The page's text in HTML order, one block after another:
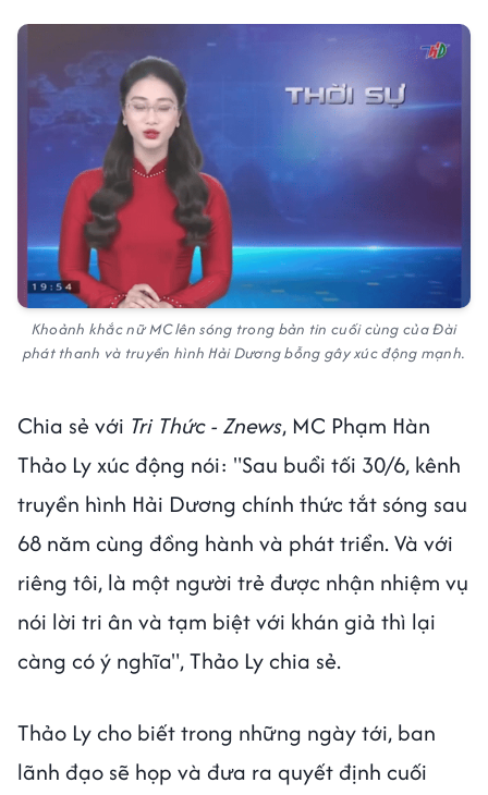
Khoảnh khắc nữ MC lên sóng trong bản tin cuối cùng của Đài
phát thanh và truyền hình Hải Dương bỗng gây xúc động mạnh.
Chia sẻ với Tri Thức - Znews, MC Phạm Hàn
Thảo Ly xúc động nói: "Sau buổi tối 30/6, kênh
truyền hình Hải Dương chính thức tắt sóng sau
68 năm cùng đồng hành và phát triển. Và với
riêng tôi, là một người trẻ được nhận nhiệm vụ
nói lời tri ân và tạm biệt với khán giả thì lại
càng có ý nghĩa", Thảo Ly chia sẻ.
Thảo Ly cho biết trong những ngày tới, ban
lãnh đạo sẽ họp và đưa ra quyết định cuối